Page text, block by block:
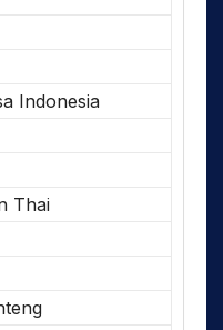
Indonesia
Thai